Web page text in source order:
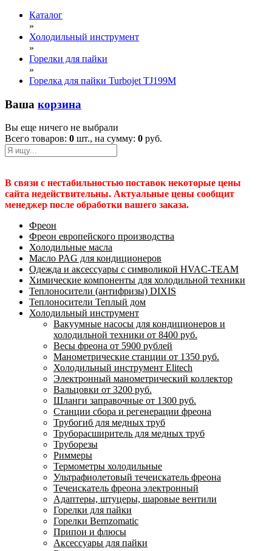
Каталог
»
Холодильный инструмент
»
Горелки для пайки
»
Горелка для пайки Turbojet TJ199M
Ваша корзина
Вы еще ничего не выбрали
Всего товаров: 0 шт., на сумму: 0 руб.
В связи с нестабильностью поставок некоторые цены
сайта недействительны. Актуальные цены сообщит
менеджер после обработки вашего заказа.
Фреон
Фреон европейского производства
Холодильные масла
Масло PAG для кондиционеров
Одежда и аксессуары с символикой HVAC-TEAM
Химические компоненты для холодильной техники
Теплоносители (антифризы) DIXIS
Теплоносители Теплый дом
Холодильный инструмент
Вакуумные насосы для кондиционеров и
холодильной техники от 8400 руб.
Весы фреона от 5900 рублей
Манометрические станции от 1350 руб.
Холодильный инструмент Elitech
Электронный манометрический коллектор
Вальцовки от 3200 руб.
Шланги заправочные от 1300 руб.
Станции сбора и регенерации фреона
Трубогиб для медных труб
Труборасширитель для медных труб
Труборезы
Риммеры
Термометры холодильные
Ультрафиолетовый течеискатель фреона
Течеискатель фреона электронный
Адаптеры, штуцеры, шаровые вентили
Горелки для пайки
Горелки Bernzomatic
Припои и флюсы
Аксессуары для пайки